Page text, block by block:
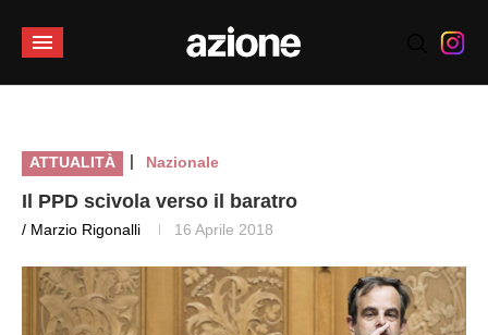
ATTUALITÀ | Nazionale
Il PPD scivola verso il baratro
/ Marzio Rigonalli 16 Aprile 2018